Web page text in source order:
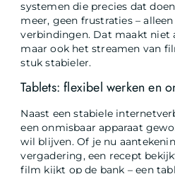
systemen die precies dat
meer, geen frustraties –
verbindingen. Dat maakt niet
maar ook het streamen van
stuk stabieler.
Tablets: flexibel werken en
Naast een stabiele
een onmisbaar apparaat
wil blijven. Of je nu
vergadering, een recept
film kijkt op de bank – een